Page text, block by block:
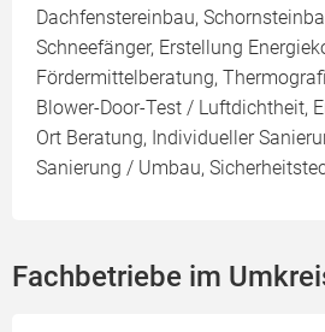
Dachfenstereinbau,
Schneefänger, Erstellung
Fördermittelberatung,
Blower-Door-Test / Luftdichtheit,
Ort Beratung, Individueller
Sanierung / Umbau,
Fachbetriebe im